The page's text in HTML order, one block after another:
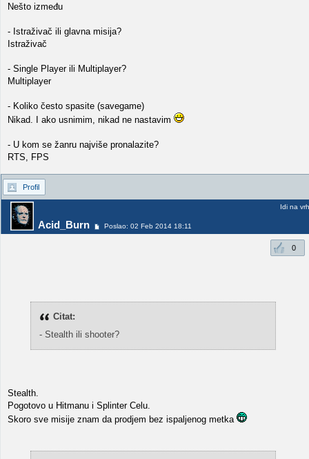
Nešto između
- Istraživač ili glavna misija?
Istraživač
- Single Player ili Multiplayer?
Multiplayer
- Koliko često spasite (savegame)
Nikad. I ako usnimim, nikad ne nastavim
- U kom se žanru najviše pronalazite?
RTS, FPS
Profil
Acid_Burn Poslao: 02 Feb 2014 18:11
Idi na vrh
0
Citat:
- Stealth ili shooter?
Stealth.
Pogotovo u Hitmanu i Splinter Celu.
Skoro sve misije znam da prodjem bez ispaljenog metka